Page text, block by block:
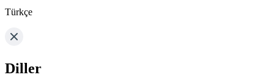
Türkçe
Diller